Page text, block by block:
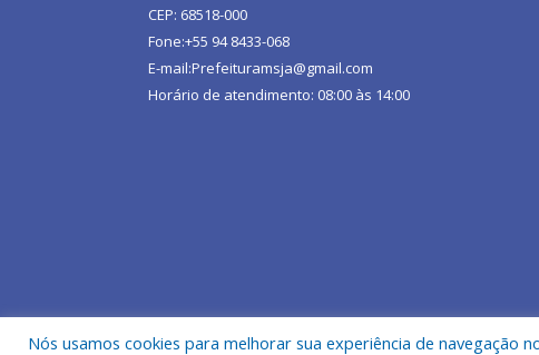
CEP: 68518-000
Fone:+55 94 8433-068
E-mail:Prefeituramsja@gmail.com
Horário de atendimento: 08:00 às 14:00
Nós usamos cookies para melhorar sua experiência de